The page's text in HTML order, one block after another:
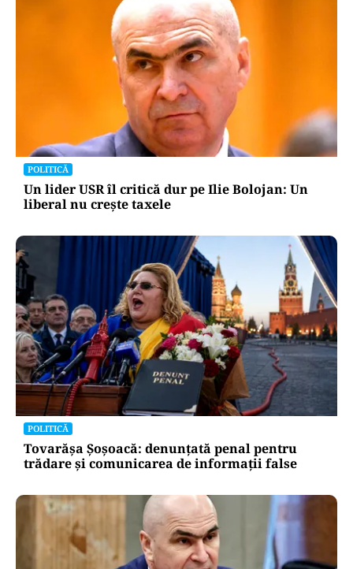
POLITICĂ
Un lider USR îl critică dur pe Ilie Bolojan: Un
liberal nu crește taxele
POLITICĂ
Tovarășa Șoșoacă: denunțată penal pentru
trădare și comunicarea de informații false